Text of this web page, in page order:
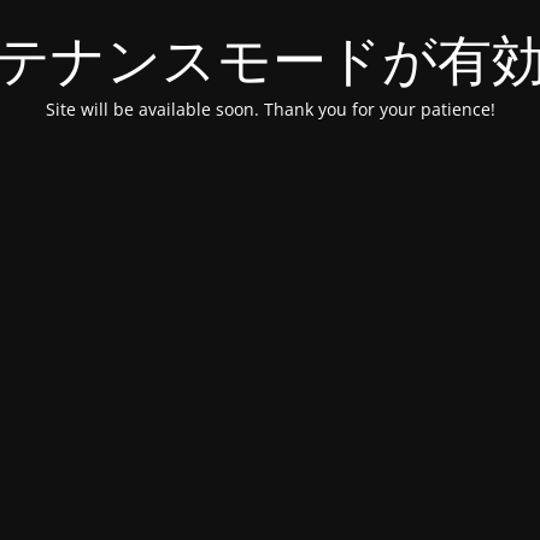
ナンスモードが有
Site will be available soon. Thank you for your patience!